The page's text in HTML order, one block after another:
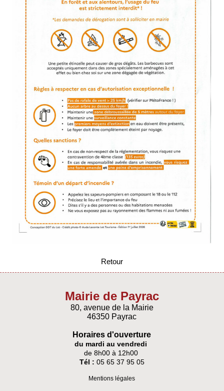
Retour
Mairie de Payrac
80, avenue de la Mairie
46350 Payrac
Horaires d'ouverture
du mardi au vendredi
de 8h00 à 12h00
Tél : 05 65 37 95 05
Mentions légales